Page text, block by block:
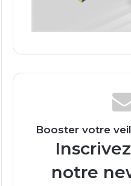
Booster votre
notre